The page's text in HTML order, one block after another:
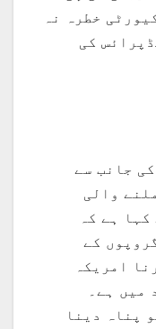
خطرہ نہ
کی
جانب سے
والی
ہے کہ
کے
امریکہ
میں ہے۔
پناہ دینا